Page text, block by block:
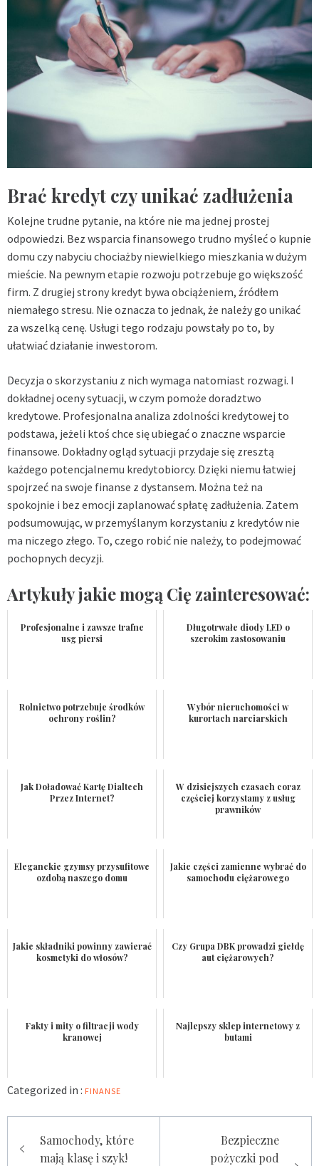
Brać kredyt czy unikać zadłużenia
Kolejne trudne pytanie, na które nie ma jednej prostej
odpowiedzi. Bez wsparcia finansowego trudno myśleć o kupnie
domu czy nabyciu chociażby niewielkiego mieszkania w dużym
mieście. Na pewnym etapie rozwoju potrzebuje go większość
firm. Z drugiej strony kredyt bywa obciążeniem, źródłem
niemałego stresu. Nie oznacza to jednak, że należy go unikać
za wszelką cenę. Usługi tego rodzaju powstały po to, by
ułatwiać działanie inwestorom.
Decyzja o skorzystaniu z nich wymaga natomiast rozwagi. I
dokładnej oceny sytuacji, w czym pomoże doradztwo
kredytowe. Profesjonalna analiza zdolności kredytowej to
podstawa, jeżeli ktoś chce się ubiegać o znaczne wsparcie
finansowe. Dokładny ogląd sytuacji przydaje się zresztą
każdego potencjalnemu kredytobiorcy. Dzięki niemu łatwiej
spojrzeć na swoje finanse z dystansem. Można też na
spokojnie i bez emocji zaplanować spłatę zadłużenia. Zatem
podsumowując, w przemyślanym korzystaniu z kredytów nie
ma niczego złego. To, czego robić nie należy, to podejmować
pochopnych decyzji.
Artykuły jakie mogą Cię zainteresować:
Profesjonalne i zawsze trafne
usg piersi
Długotrwałe diody LED o
szerokim zastosowaniu
Rolnictwo potrzebuje środków
ochrony roślin?
Wybór nieruchomości w
kurortach narciarskich
Jak Doładować Kartę Dialtech
Przez Internet?
W dzisiejszych czasach coraz
częściej korzystamy z usług
prawników
Eleganckie gzymsy przysufitowe
ozdobą naszego domu
Jakie części zamienne wybrać do
samochodu ciężarowego
Jakie składniki powinny zawierać
kosmetyki do włosów?
Czy Grupa DBK prowadzi giełdę
aut ciężarowych?
Fakty i mity o filtracji wody
kranowej
Najlepszy sklep internetowy z
butami
Categorized in : FINANSE
wpisuSamochody, które
mają klasę i szyk!
Bezpieczne
pożyczki pod